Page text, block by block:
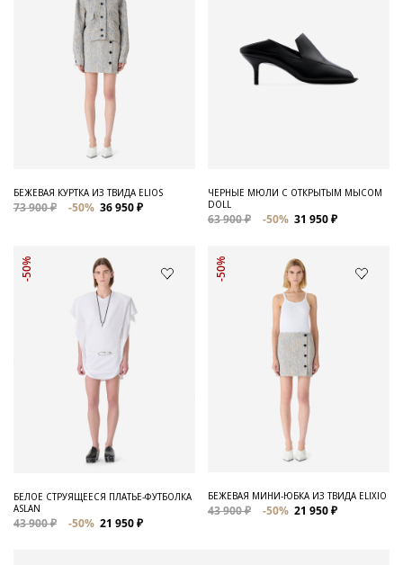
Распродажа
Для нее
БЕЖЕВАЯ КУРТКА ИЗ ТВИДА ELIOS
73 900 ₽ -50% 36 950 ₽
ЧЕРНЫЕ МЮЛИ С ОТКРЫТЫМ МЫСОМ
DOLL
63 900 ₽ -50% 31 950 ₽
-50%
БЕЛОЕ СТРУЯЩЕЕСЯ ПЛАТЬЕ-ФУТБОЛКА
ASLAN
43 900 ₽ -50% 21 950 ₽
-50%
БЕЖЕВАЯ МИНИ-ЮБКА ИЗ ТВИДА ELIXIO
43 900 ₽ -50% 21 950 ₽